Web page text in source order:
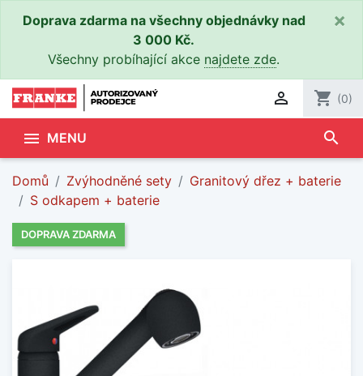
Doprava zdarma na všechny objednávky nad
3 000 Kč.
Všechny probíhající akce najdete zde.
×
 shopping_cart (0)
 MENU search
Domů Zvýhodněné sety
Granitový dřez + baterie
S odkapem + baterie
DOPRAVA ZDARMA